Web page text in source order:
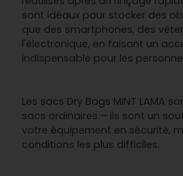
sont idéaux pour stocker des
que des smartphones, des
l'électronique, en faisant un
indispensable pour les
Les sacs Dry Bags MINT LAMA
sacs ordinaires – ils sont un
votre équipement en sécurité,
conditions les plus difficiles.